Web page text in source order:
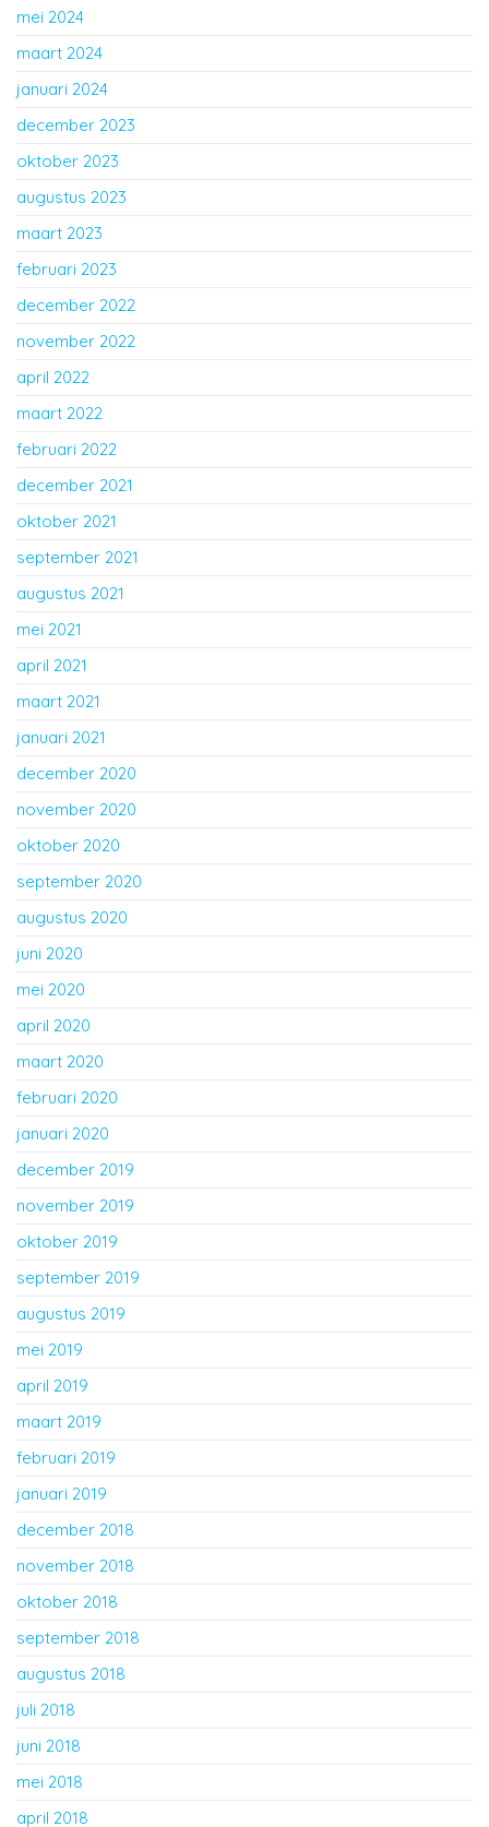
mei 2024
maart 2024
januari 2024
december 2023
oktober 2023
augustus 2023
maart 2023
februari 2023
december 2022
november 2022
april 2022
maart 2022
februari 2022
december 2021
oktober 2021
september 2021
augustus 2021
mei 2021
april 2021
maart 2021
januari 2021
december 2020
november 2020
oktober 2020
september 2020
augustus 2020
juni 2020
mei 2020
april 2020
maart 2020
februari 2020
januari 2020
december 2019
november 2019
oktober 2019
september 2019
augustus 2019
mei 2019
april 2019
maart 2019
februari 2019
januari 2019
december 2018
november 2018
oktober 2018
september 2018
augustus 2018
juli 2018
juni 2018
mei 2018
april 2018